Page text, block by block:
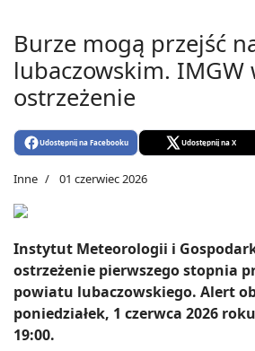
Burze mogą przejść
lubaczowskim. IMGW
ostrzeżenie
Udostępnij na Facebooku Udostępnij na X
Inne 01 czerwiec 2026
Instytut Meteorologii i
ostrzeżenie pierwszego stopnia
powiatu lubaczowskiego. Alert
poniedziałek, 1 czerwca 2026
19:00.